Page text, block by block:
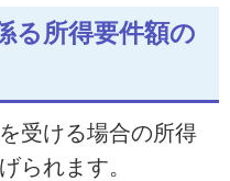
る所得要件額の
受ける場合の所得
られます。